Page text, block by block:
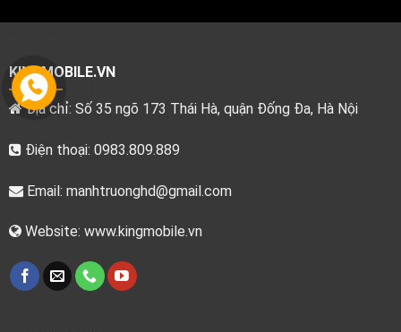
KINGMOBILE.VN
Địa chỉ: Số 35 ngõ 173 Thái Hà, quận Đống Đa, Hà Nội
Điện thoại: 0983.809.889
Email: manhtruonghd@gmail.com
Website: www.kingmobile.vn